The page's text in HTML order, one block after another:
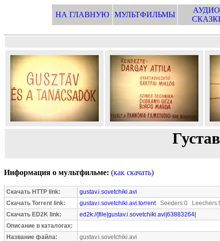
НА ГЛАВНУЮ МУЛЬТФИЛЬМЫ
Информация о мультфильме: (как скачать)
Скачать HTTP link:
gustav.i.sovetchiki.avi
Скачать Torrent link:
gustav.i.sovetchiki.avi.torrentSeeders:0
Скачать ED2K link:
ed2k://|file|gustav.i.sovetchiki.avi|63883264|
Описание в каталогах:
Название файла:
gustav.i.sovetchiki.avi